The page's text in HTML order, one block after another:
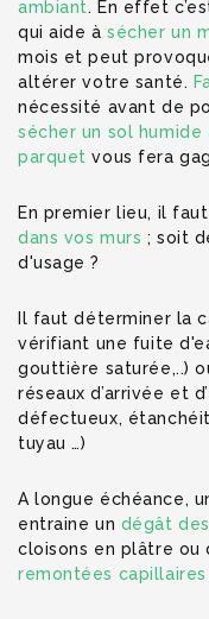
ambiant. En effet
qui aide àsécher un
mois et peut
altérer votre santé.
nécessité avant de
sécher un sol humide
parquet vous fera
En premier lieu, il
dans vos murs ; soit
d'usage ?
Il faut déterminer la
vérifiant une fuite
gouttière saturée,..)
réseaux d’arrivée et
défectueux,
tuyau …)
A longue échéance,
entraine un dégât
cloisons en plâtre ou
remontées capillaires